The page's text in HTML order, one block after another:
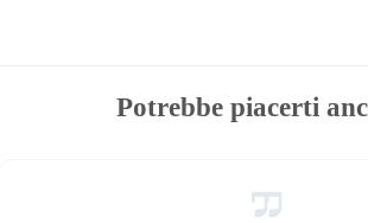
Potrebbe piacerti